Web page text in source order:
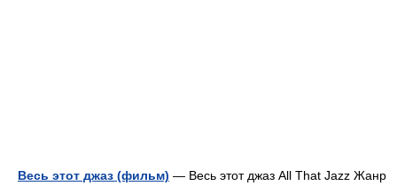
Весь этот джаз (фильм) — Весь этот джаз All That Jazz Жанр